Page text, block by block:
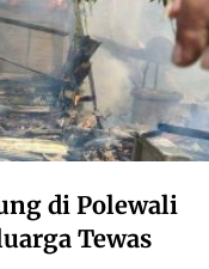
di Polewali
Tewas